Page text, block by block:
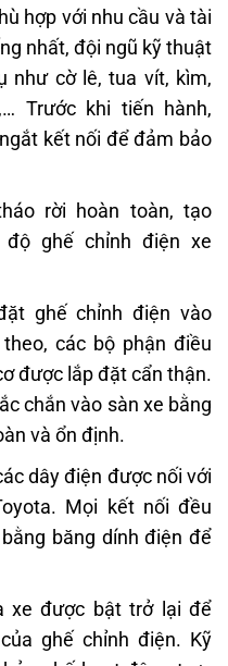
hợp với nhu cầu và tài
nhất, đội ngũ kỹ thuật
như cờ lê, tua vít, kìm,
Trước khi tiến hành,
kết nối để đảm bảo
rời hoàn toàn, tạo
ghế chỉnh điện xe
ghế chỉnh điện vào
các bộ phận điều
được lắp đặt cẩn thận.
chắn vào sàn xe bằng
và ổn định.
dây điện được nối với
Mọi kết nối đều
băng dính điện để
xe được bật trở lại để
ghế chỉnh điện. Kỹ